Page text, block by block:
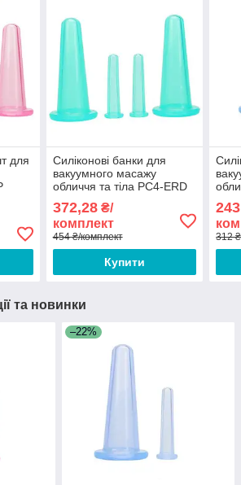
для
Силіконові банки для
вакуумного масажу
обличчя та тіла PC4-ERD
372,28₴/
комплект
454 ₴/комплект
Купити
312
та новинки
–22%